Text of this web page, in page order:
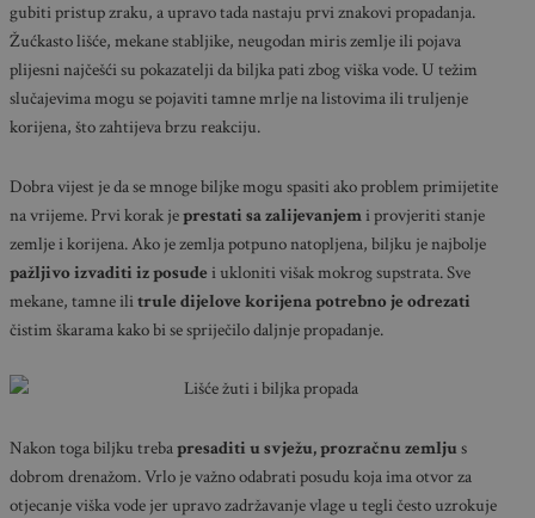
gubiti pristup zraku, a upravo tada nastaju prvi znakovi propadanja.
Žućkasto lišće, mekane stabljike, neugodan miris zemlje ili pojava
plijesni najčešći su pokazatelji da biljka pati zbog viška vode. U težim
slučajevima mogu se pojaviti tamne mrlje na listovima ili truljenje
korijena, što zahtijeva brzu reakciju.
Dobra vijest je da se mnoge biljke mogu spasiti ako problem primijetite
na vrijeme. Prvi korak jeprestati sa zalijevanjemi provjeriti stanje
zemlje i korijena. Ako je zemlja potpuno natopljena, biljku je najbolje
pažljivo izvaditi iz posude i ukloniti višak mokrog supstrata. Sve
mekane, tamne ilitrule dijelove korijena potrebno je odrezati
čistim škarama kako bi se spriječilo daljnje propadanje.
Nakon toga biljku trebapresaditi u svježu, prozračnu zemlju s
dobrom drenažom. Vrlo je važno odabrati posudu koja ima otvor za
otjecanje viška vode jer upravo zadržavanje vlage u tegli često uzrokuje